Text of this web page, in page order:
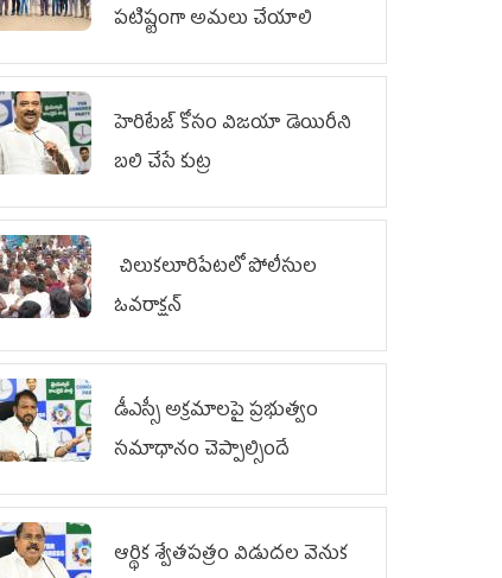
పటిష్టంగా అమలు చేయాలి
హెరిటేజ్ కోసం విజయా డెయిరీని
బలి చేసే కుట్ర‌
చిలుక‌లూరిపేట‌లో పోలీసుల
ఓవ‌రాక్ష‌న్‌
డీఎస్సీ అక్రమాలపై ప్రభుత్వం
సమాధానం చెప్పాల్సిందే
ఆర్థిక శ్వేతపత్రం విడుదల వెనుక